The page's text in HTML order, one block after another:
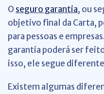
O seguro garantia, ou
objetivo final da Carta,
para pessoas e
garantia poderá ser
isso, ele segue
Existem algumas